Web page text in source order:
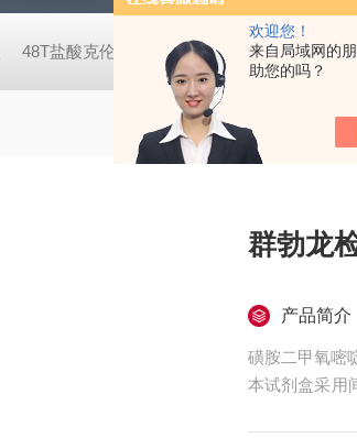
欢迎您！
来自局域网的
助您的吗？
48T盐酸克伦特罗ELISA检测试剂盒 瘦肉精检
群勃龙
产品简介
磺胺二甲氧嘧
本试剂盒采用